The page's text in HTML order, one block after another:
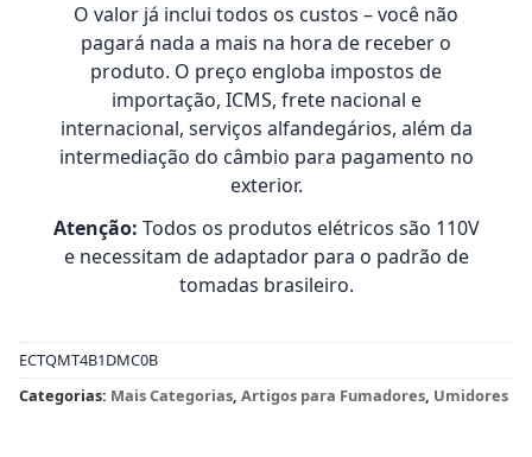
O valor já inclui todos os custos – você não
pagará nada a mais na hora de receber o
produto. O preço engloba impostos de
importação, ICMS, frete nacional e
internacional, serviços alfandegários, além da
intermediação do câmbio para pagamento no
exterior.
Atenção: Todos os produtos elétricos são 110V
e necessitam de adaptador para o padrão de
tomadas brasileiro.
ECTQMT4B1DMC0B
Categorias: Mais Categorias, Artigos para Fumadores, Umidores